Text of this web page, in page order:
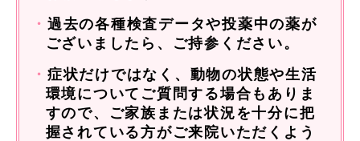
・ 過去の各種検査データや投薬中の薬が
ございましたら、ご持参ください。
・ 症状だけではなく、動物の状態や生活
環境についてご質問する場合もありま
すので、ご家族または状況を十分に把
握されている方がご来院いただくよう